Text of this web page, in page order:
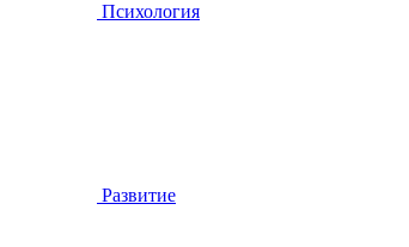
Психология
Развитие